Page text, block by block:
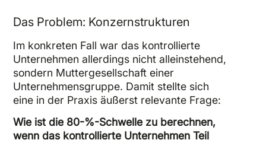
Das Problem: Konzernstrukturen
Im konkreten Fall war das kontrollierte
Unternehmen allerdings nicht alleinstehend,
sondern Muttergesellschaft einer
Unternehmensgruppe. Damit stellte sich
eine in der Praxis äußerst relevante Frage:
Wie ist die 80-%-Schwelle zu berechnen,
wenn das kontrollierte Unternehmen Teil